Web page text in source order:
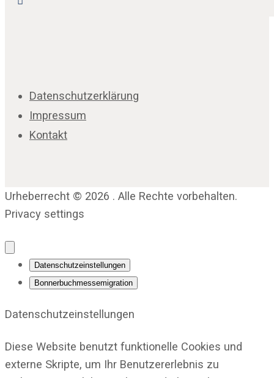
Datenschutzerklärung
Impressum
Kontakt
Urheberrecht © 2026 . Alle Rechte vorbehalten.
Privacy settings
Datenschutzeinstellungen
Bonnerbuchmessemigration
Datenschutzeinstellungen
Diese Website benutzt funktionelle Cookies und
externe Skripte, um Ihr Benutzererlebnis zu